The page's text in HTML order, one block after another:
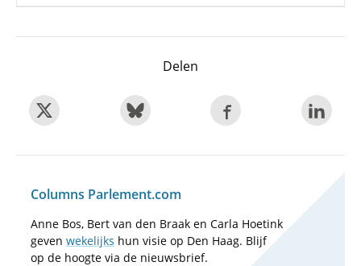
Delen
Columns Parlement.com
Anne Bos, Bert van den Braak en Carla Hoetink
geven wekelijks hun visie op Den Haag. Blijf
op de hoogte via de nieuwsbrief.